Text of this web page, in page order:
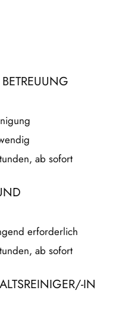
ab sofort
erforderlich
ab sofort
IN